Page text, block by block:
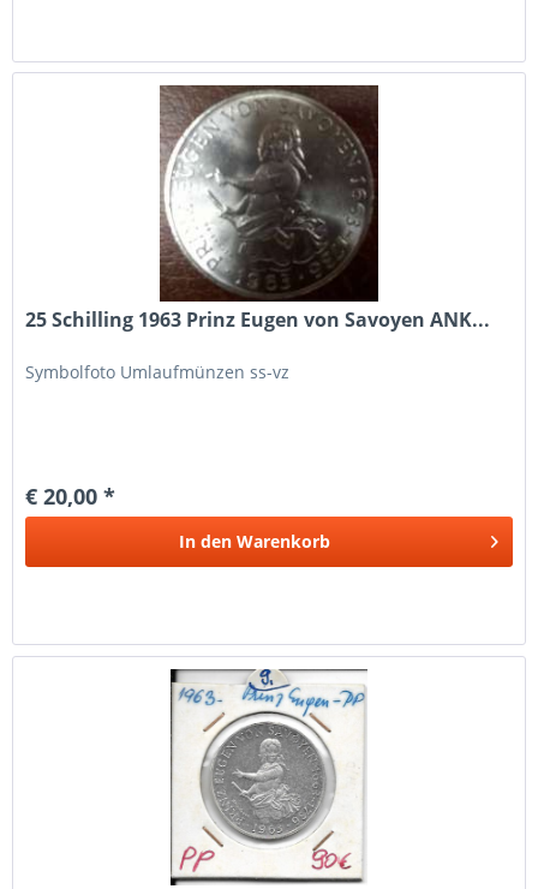
25 Schilling 1963 Prinz Eugen von Savoyen ANK...
Symbolfoto Umlaufmünzen ss-vz
€ 20,00 *
In den Warenkorb